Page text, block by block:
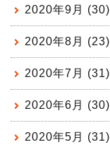
2020年9月 (30)
2020年8月 (23)
2020年7月 (31)
2020年6月 (30)
2020年5月 (31)